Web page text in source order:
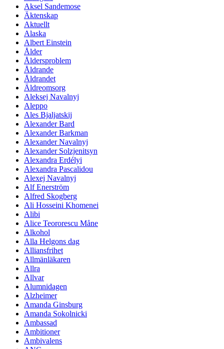
Aksel Sandemose
Äktenskap
Aktuellt
Alaska
Albert Einstein
Ålder
Åldersproblem
Åldrande
Åldrandet
Äldreomsorg
Aleksej Navalnyj
Aleppo
Ales Bjaljatskij
Alexander Bard
Alexander Barkman
Alexander Navalnyj
Alexander Solzjenitsyn
Alexandra Erdélyi
Alexandra Pascalidou
Alexej Navalnyj
Alf Enerström
Alfred Skogberg
Ali Hosseini Khomenei
Alibi
Alice Teororescu Måne
Alkohol
Alla Helgons dag
Alliansfrihet
Allmänläkaren
Allra
Allvar
Alumnidagen
Alzheimer
Amanda Ginsburg
Amanda Sokolnicki
Ambassad
Ambitioner
Ambivalens